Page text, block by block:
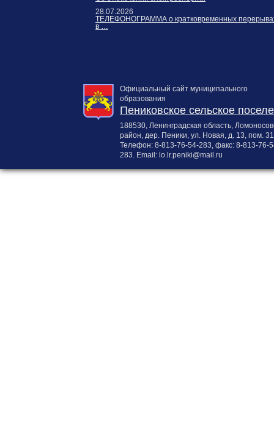
28.07.2026
ТЕЛЕФОНОГРАММА о кратковременных
в …
Официальный сайт муниципального
образования
Пениковское сельское
188530, Ленинградская область,
район, дер. Пеники, ул. Новая, д. 13, пом. 31
Телефон: 8-813-76-54-283, факс: 8-813-76-
283. Email: lo.lr.peniki@mail.ru